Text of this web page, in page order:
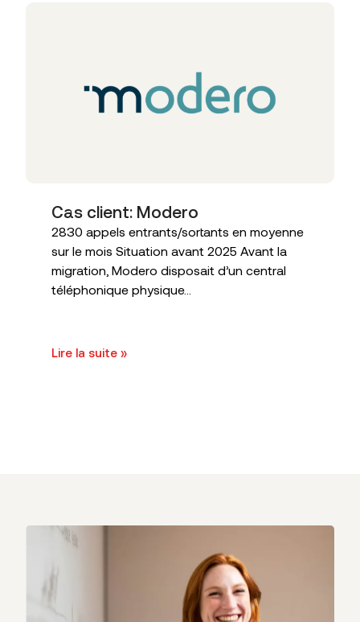
Cas client: Modero
2830 appels entrants/sortants en moyenne
sur le mois Situation avant 2025 Avant la
migration, Modero disposait d’un central
téléphonique physique...
Lire la suite »